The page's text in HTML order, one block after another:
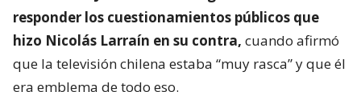
responder los cuestionamientos públicos que
hizo Nicolás Larraín en su contra, cuando afirmó
que la televisión chilena estaba “muy rasca” y que él
era emblema de todo eso.